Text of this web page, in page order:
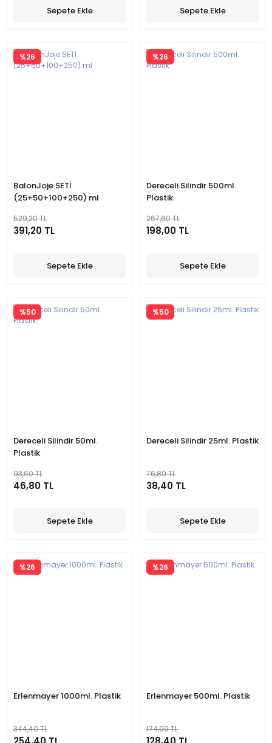
Sepete Ekle Sepete Ekle
BalonJoje SETİ
(25+50+100+250) ml
%26
529,20 TL
391,20 TL
Sepete Ekle
Dereceli Silindir 500ml.
Plastik
%26
267,60 TL
198,00 TL
Sepete Ekle
Dereceli Silindir 50ml.
Plastik
%50
93,60 TL
46,80 TL
Sepete Ekle
Dereceli Silindir 25ml. Plastik
%50
76,80 TL
38,40 TL
Sepete Ekle
Erlenmayer 1000ml. Plastik
%26
344,40 TL
Erlenmayer 500ml. Plastik
%26
174,00 TL